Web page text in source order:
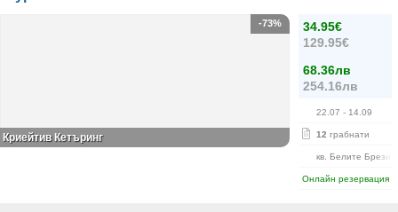
34.95€
129.95€
68.36лв
254.16лв
22.07 - 14.09
12 грабнати
кв. Белите Брези
Онлайн резервация
-73%
Криейтив Кетъринг